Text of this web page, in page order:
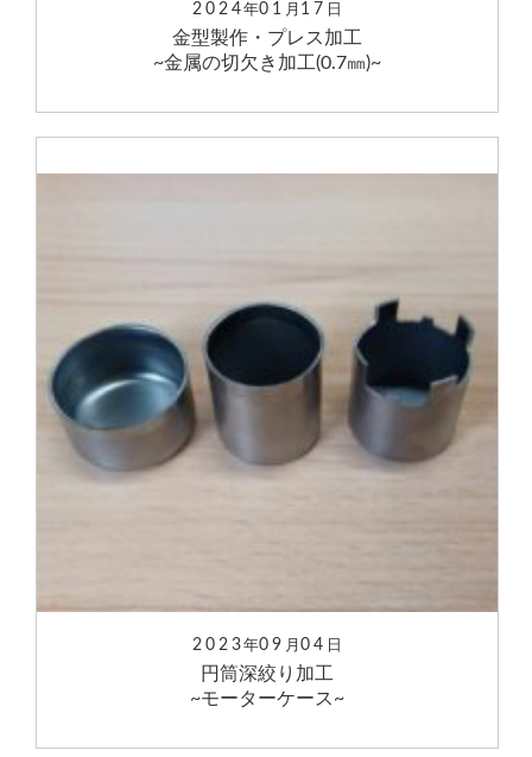
2024年01 月 17 日
金型製作・プレス加工
~金属の切欠き加工(0.7㎜)~
2023年09 月04 日
円筒深絞り加工
~モーターケース~